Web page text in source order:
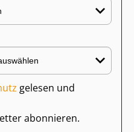
gelesen und
abonnieren.